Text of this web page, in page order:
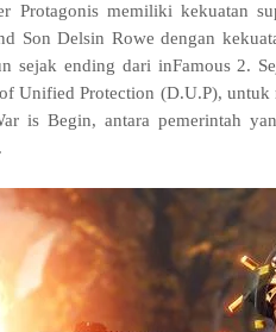
Protagonis memiliki kekuatan
Son Delsin Rowe dengan
sejak ending dari inFamous 2.
Unified Protection (D.U.P),
is Begin, antara pemerintah